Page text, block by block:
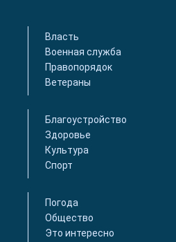
Власть
Военная служба
Правопорядок
Ветераны
Благоустройство
Здоровье
Культура
Спорт
Погода
Общество
Это интересно